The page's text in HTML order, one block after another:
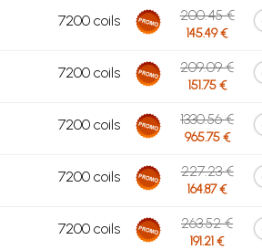
7200 coils 200.45 €
145.49 €
7200 coils 209.09 €
151.75 €
7200 coils 1330.56 €
965.75 €
7200 coils 227.23 €
164.87 €
7200 coils 263.52 €
191.21 €